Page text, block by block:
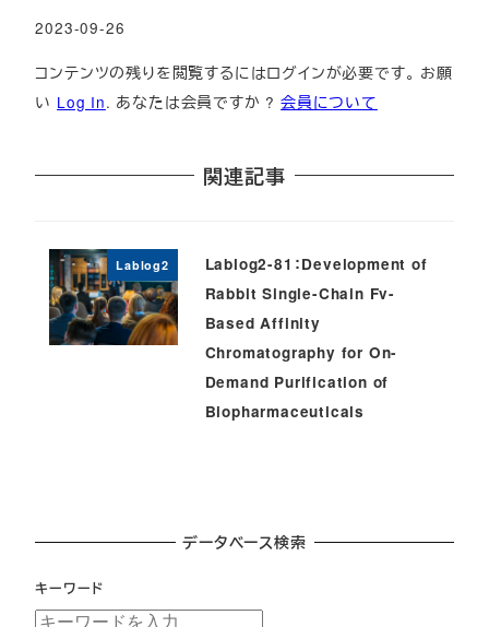
2023-09-26
コンテンツの残りを閲覧するにはログインが必要です。 お願
い Log In. あなたは会員ですか ?会員について
関連記事
Lablog2
Lablog2-81：Development of
Rabbit Single-Chain Fv-
Based Affinity
Chromatography for On-
Demand Purification of
Biopharmaceuticals
データベース検索
キーワード